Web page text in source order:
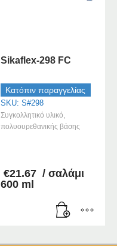
Sikaflex-298 FC
Κατόπιν παραγγελίας
SKU: S#298
Συγκολλητικό υλικό,
πολυουρεθανικής βάσης
€21.67 / σαλάμι
600 ml